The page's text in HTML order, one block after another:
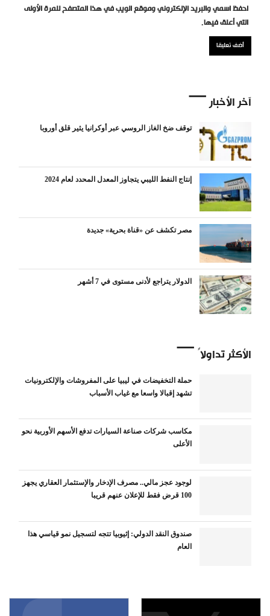
احفظ اسمي والبريد الإلكتروني وموقع الويب في هذا المتصفح للمرة الأولى
التي أعلق فيها.
آخر الأخبار
توقف ضخ الغاز الروسي عبر أوكرانيا يثير قلق أوروبا
إنتاج النفط الليبي يتجاوز المعدل المحدد لعام 2024
مصر تكشف عن «قناة بحرية» جديدة
الدولار يتراجع لأدنى مستوى في 7 أشهر
الأكثر تداولاً
حملة التخفيضات في ليبيا على المفروشات والإلكترونيات
تشهد إقبالا واسعا مع غياب الأسباب
مكاسب شركات صناعة السيارات تدفع الأسهم الأوربية نحو
الأعلى
لوجود عجز مالي.. مصرف الإدخار والإستثمار العقاري يجهز
100 قرض فقط للإعلان عنهم قريبا
صندوق النقد الدولي: إثيوبيا تتجه لتسجيل نمو قياسي هذا
العام